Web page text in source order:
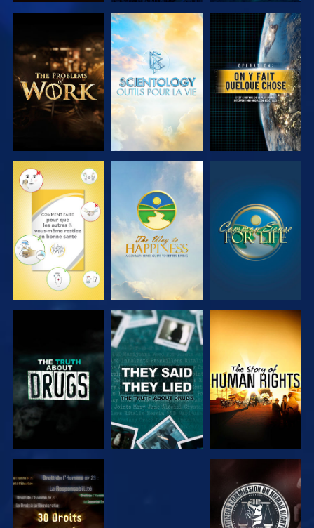
DÉCOUVRIR
LES SÉRIES
DÉCOUVRIR
LES SÉRIES
REGARDER
REGARDER REGARDER REGARDER
REGARDER REGARDER
REGARDER REGARDER